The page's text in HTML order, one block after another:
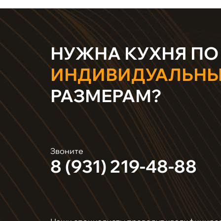
НУЖНА КУХНЯ ПО
РАЗМЕРАМ?
Звоните
8 (931) 219-48-88